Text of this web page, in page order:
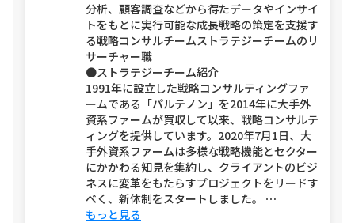
分析、顧客調査などから得たデータやインサイ
トをもとに実行可能な成長戦略の策定を支援す
る戦略コンサルチームストラテジーチームのリ
サーチャー職
●ストラテジーチーム紹介
1991年に設立した戦略コンサルティングファ
ームである「パルテノン」を2014年に大手外
資系ファームが買収して以来、戦略コンサルテ
ィングを提供しています。2020年7月1日、大
手外資系ファームは多様な戦略機能とセクター
にかかわる知見を集約し、クライアントのビジ
ネスに変革をもたらすプロジェクトをリードす
べく、新体制をスタートしました。 ⋯
もっと見る